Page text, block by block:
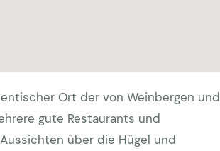
Ort der von Weinbergen und
gute Restaurants und
über die Hügel und